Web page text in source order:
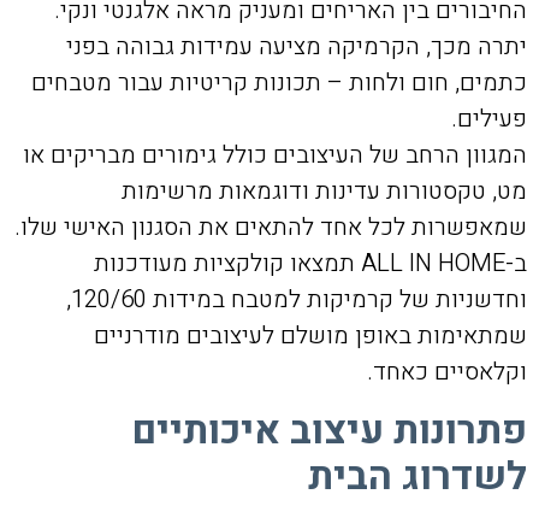
החיבורים בין האריחים ומעניק מראה אלגנטי ונקי.
יתרה מכך, הקרמיקה מציעה עמידות גבוהה בפני
כתמים, חום ולחות – תכונות קריטיות עבור מטבחים
פעילים.
המגוון הרחב של העיצובים כולל גימורים מבריקים או
מט, טקסטורות עדינות ודוגמאות מרשימות
שמאפשרות לכל אחד להתאים את הסגנון האישי שלו.
ב-ALL IN HOME תמצאו קולקציות מעודכנות
וחדשניות של קרמיקות למטבח במידות 120/60,
שמתאימות באופן מושלם לעיצובים מודרניים
וקלאסיים כאחד.
פתרונות עיצוב איכותיים
לשדרוג הבית